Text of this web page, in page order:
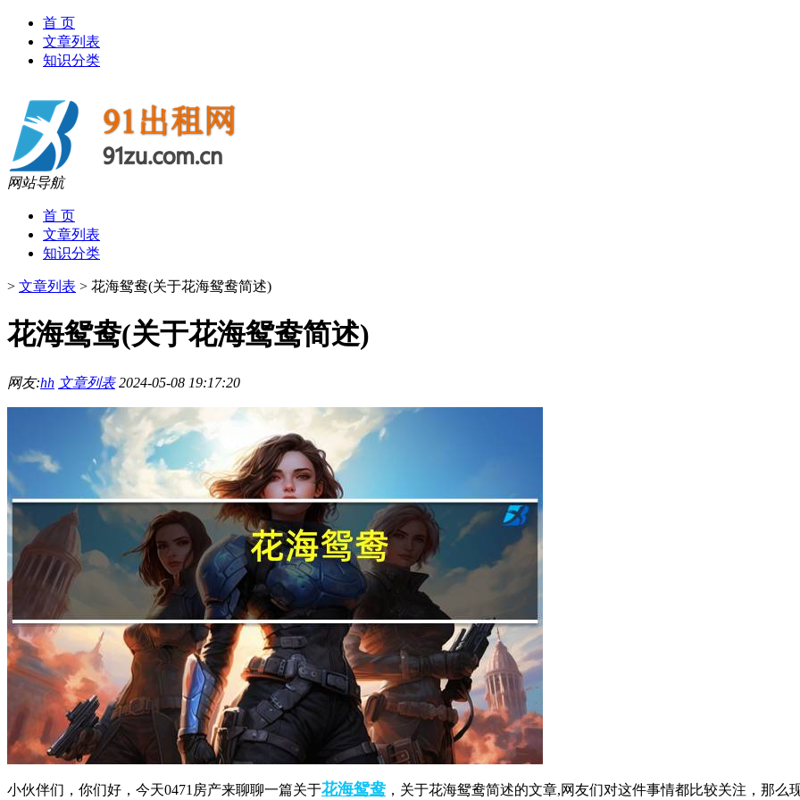
首 页
文章列表
知识分类
网站导航
首 页
文章列表
知识分类
> 文章列表 > 花海鸳鸯(关于花海鸳鸯简述)
花海鸳鸯(关于花海鸳鸯简述)
网友:hh 文章列表 2024-05-08 19:17:20
小伙伴们，你们好，今天0471房产来聊聊一篇关于花海鸳鸯 ，关于花海鸳鸯简述的文章,网友们对这件事情都比较关注，那么